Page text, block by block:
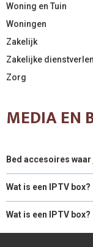
Woning en Tuin
Woningen
Zakelijk
Zakelijke
Zorg
MEDIA EN
Bed accesoires
Wat is een IPTV box?
Wat is een IPTV box?